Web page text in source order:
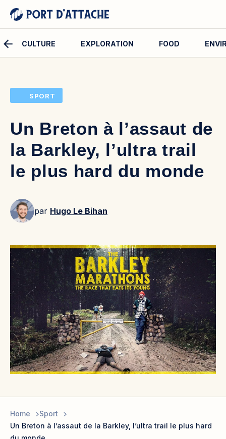
CULTURE EXPLORATION FOOD
Comment pouvons-nous vous aider ?
Rechercher
SPORT
Un Breton à l’assaut de
la Barkley, l’ultra trail
le plus hard du monde
par Hugo Le Bihan
Home
Sport
Un Breton à l’assaut de la Barkley, l’ultra trail le plus hard